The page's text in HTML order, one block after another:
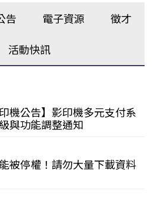
告 電子資源 徵才
活動快訊
印機公告】影印機多元支付系
與功能調整通知
被停權！請勿大量下載資料